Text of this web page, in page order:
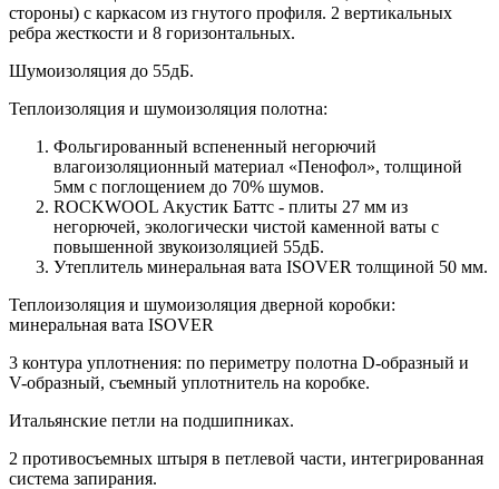
стороны) c каркасом из гнутого профиля. 2 вертикальных
ребра жесткости и 8 горизонтальных.
Шумоизоляция до 55дБ.
Теплоизоляция и шумоизоляция полотна:
Фольгированный вспененный негорючий
влагоизоляционный материал «Пенофол», толщиной
5мм с поглощением до 70% шумов.
ROCKWOOL Акустик Баттс - плиты 27 мм из
негорючей, экологически чистой каменной ваты с
повышенной звукоизоляцией 55дБ.
Утеплитель минеральная вата ISOVER толщиной 50 мм.
Теплоизоляция и шумоизоляция дверной коробки:
минеральная вата ISOVER
3 контура уплотнения: по периметру полотна D-образный и
V-образный, съемный уплотнитель на коробке.
Итальянские петли на подшипниках.
2 противосъемных штыря в петлевой части, интегрированная
система запирания.